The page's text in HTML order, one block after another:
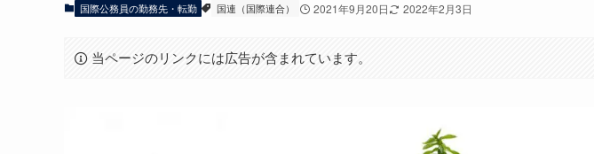
国際公務員の勤務先・転勤 国連（国際連合） 2021年9月20日 2022年2月3日
当ページのリンクには広告が含まれています。